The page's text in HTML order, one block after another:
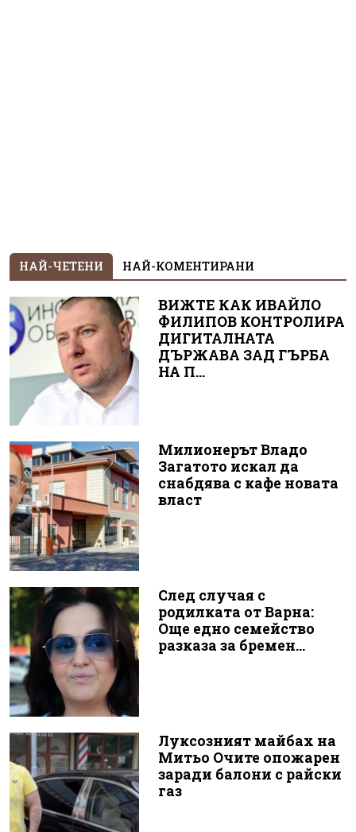
НАЙ-ЧЕТЕНИ НАЙ-КОМЕНТИРАНИ
ВИЖТЕ КАК ИВАЙЛО
ФИЛИПОВ КОНТРОЛИРА
ДИГИТАЛНАТА
ДЪРЖАВА ЗАД ГЪРБА
НА П...
Милионерът Владо
Загатото искал да
снабдява с кафе новата
власт
След случая с
родилката от Варна:
Още едно семейство
разказа за бремен...
Луксозният майбах на
Митьо Очите опожарен
заради балони с райски
газ